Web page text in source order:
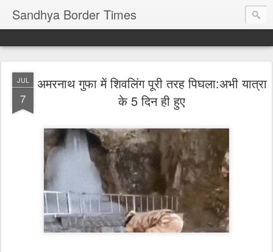
Sandhya Border Times
JUL
7
अमरनाथ गुफा में शिवलिंग पूरी तरह पिघला:अभी यात्रा
के 5 दिन ही हुए